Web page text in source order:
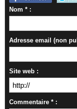
Nom * :
Adresse email (non
Site web :
Commentaire * :